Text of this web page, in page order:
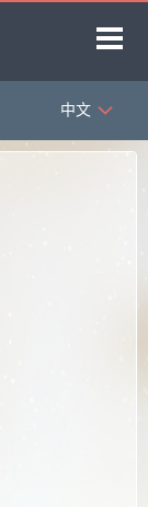
首页
科学研究
中文